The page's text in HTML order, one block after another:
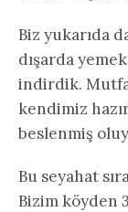
Biz yukarıda
dışarda
indirdik.
kendimiz
beslenmiş
Bu seyahat
Bizim köyden